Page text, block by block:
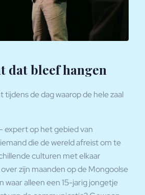
dat bleef hangen
tijdens de dag waarop de hele zaal
expert op het gebied van
die de wereld afreist om te
culturen met elkaar
zijn maanden op de Mongoolse
waar alleen een 15-jarig jongetje